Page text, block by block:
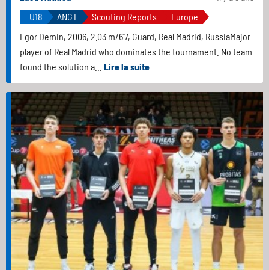
U18
ANGT Scouting Reports
Europe
Egor Demin, 2006, 2.03 m/6'7, Guard, Real Madrid, RussiaMajor
player of Real Madrid who dominates the tournament. No team
found the solution a... Lire la suite